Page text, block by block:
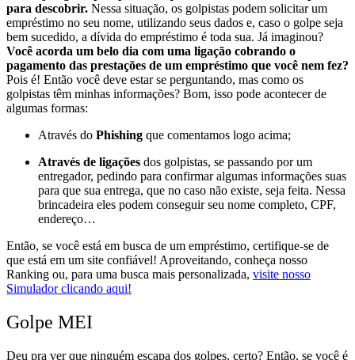
para descobrir. Nessa situação, os golpistas podem solicitar um
empréstimo no seu nome, utilizando seus dados e, caso o golpe seja
bem sucedido, a dívida do empréstimo é toda sua. Já imaginou?
Você acorda um belo dia com uma ligação cobrando o
pagamento das prestações de um empréstimo que você nem fez?
Pois é! Então você deve estar se perguntando, mas como os
golpistas têm minhas informações? Bom, isso pode acontecer de
algumas formas:
Através do Phishing que comentamos logo acima;
Através de ligações dos golpistas, se passando por um
entregador, pedindo para confirmar algumas informações suas
para que sua entrega, que no caso não existe, seja feita. Nessa
brincadeira eles podem conseguir seu nome completo, CPF,
endereço…
Então, se você está em busca de um empréstimo, certifique-se de
que está em um site confiável! Aproveitando, conheça nosso
Ranking ou, para uma busca mais personalizada, visite nosso
Simulador clicando aqui!
Golpe MEI
Deu pra ver que ninguém escapa dos golpes, certo? Então, se você é